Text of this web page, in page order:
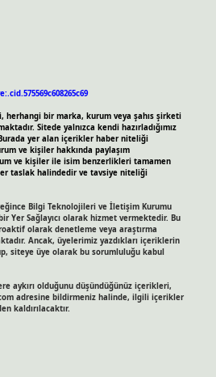
herhangi bir marka, kurum veya şahıs şirketi
Sitede yalnızca kendi hazırladığımız
yer alan içerikler haber niteliği
ve kişiler hakkında paylaşım
ve kişiler ile isim benzerlikleri tamamen
taslak halindedir ve tavsiye niteliği
Bilgi Teknolojileri ve İletişim Kurumu
Yer Sağlayıcı olarak hizmet vermektedir. Bu
olarak denetleme veya araştırma
Ancak, üyelerimiz yazdıkları içeriklerin
siteye üye olarak bu sorumluluğu kabul
aykırı olduğunu düşündüğünüz içerikleri,
adresine bildirmeniz halinde, ilgili içerikler
kaldırılacaktır.